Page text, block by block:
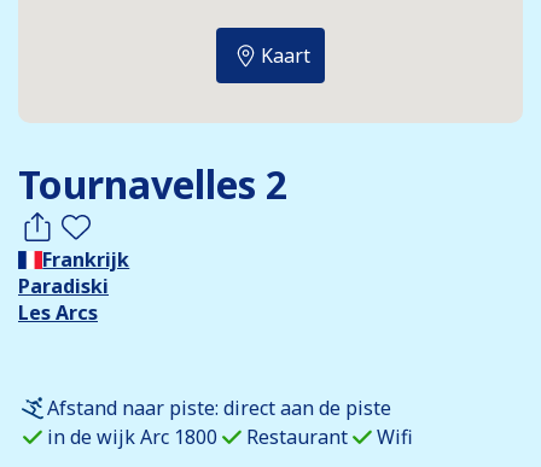
Tournavelles 2
Frankrijk
Paradiski
Les Arcs
Kaart
Afstand naar piste: direct aan de piste
in de wijk Arc 1800
Restaurant Wifi